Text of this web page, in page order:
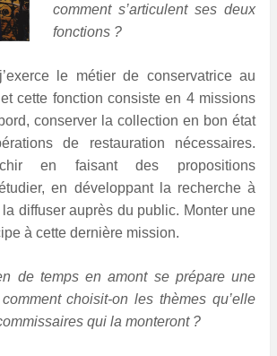
comment s’articulent ses deux
fonctions ?
le métier de conservatrice au
cette fonction consiste en 4 missions
conserver la collection en bon état
de restauration nécessaires.
en faisant des propositions
en développant la recherche à
diffuser auprès du public. Monter une
à cette dernière mission.
de temps en amont se prépare une
choisit-on les thèmes qu’elle
qui la monteront ?